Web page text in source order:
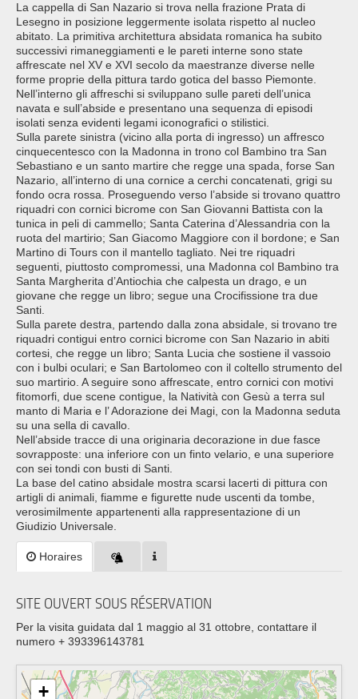
La cappella di San Nazario si trova nella frazione Prata di
Lesegno in posizione leggermente isolata rispetto al nucleo
abitato. La primitiva architettura absidata romanica ha subito
successivi rimaneggiamenti e le pareti interne sono state
affrescate nel XV e XVI secolo da maestranze diverse nelle
forme proprie della pittura tardo gotica del basso Piemonte.
Nell’interno gli affreschi si sviluppano sulle pareti dell’unica
navata e sull’abside e presentano una sequenza di episodi
isolati senza evidenti legami iconografici o stilistici.
Sulla parete sinistra (vicino alla porta di ingresso) un affresco
cinquecentesco con la Madonna in trono col Bambino tra San
Sebastiano e un santo martire che regge una spada, forse San
Nazario, all’interno di una cornice a cerchi concatenati, grigi su
fondo ocra rossa. Proseguendo verso l’abside si trovano quattro
riquadri con cornici bicrome con San Giovanni Battista con la
tunica in peli di cammello; Santa Caterina d’Alessandria con la
ruota del martirio; San Giacomo Maggiore con il bordone; e San
Martino di Tours con il mantello tagliato. Nei tre riquadri
seguenti, piuttosto compromessi, una Madonna col Bambino tra
Santa Margherita d’Antiochia che calpesta un drago, e un
giovane che regge un libro; segue una Crocifissione tra due
Santi.
Sulla parete destra, partendo dalla zona absidale, si trovano tre
riquadri contigui entro cornici bicrome con San Nazario in abiti
cortesi, che regge un libro; Santa Lucia che sostiene il vassoio
con i bulbi oculari; e San Bartolomeo con il coltello strumento del
suo martirio. A seguire sono affrescate, entro cornici con motivi
fitomorfi, due scene contigue, la Natività con Gesù a terra sul
manto di Maria e l’ Adorazione dei Magi, con la Madonna seduta
su una sella di cavallo.
Nell’abside tracce di una originaria decorazione in due fasce
sovrapposte: una inferiore con un finto velario, e una superiore
con sei tondi con busti di Santi.
La base del catino absidale mostra scarsi lacerti di pittura con
artigli di animali, fiamme e figurette nude uscenti da tombe,
verosimilmente appartenenti alla rappresentazione di un
Giudizio Universale.
Horaires
SITE OUVERT SOUS RÉSERVATION
Per la visita guidata dal 1 maggio al 31 ottobre, contattare il
numero + 393396143781
+